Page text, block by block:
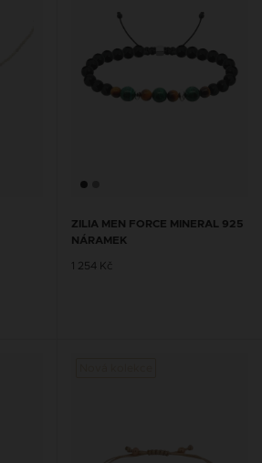
ZILIA MEN FORCE MINERAL 925
NÁRAMEK
1 254 Kč